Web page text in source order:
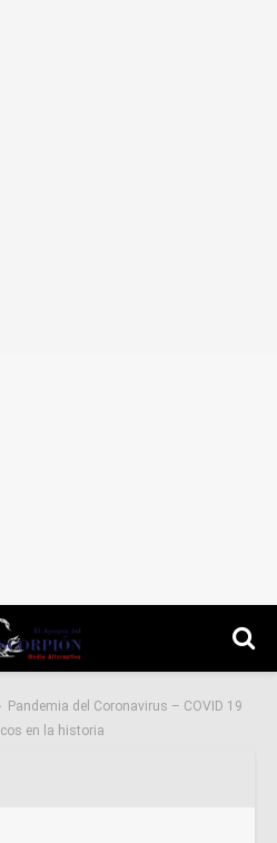
Pandemia del Coronavirus – COVID 19
en la historia